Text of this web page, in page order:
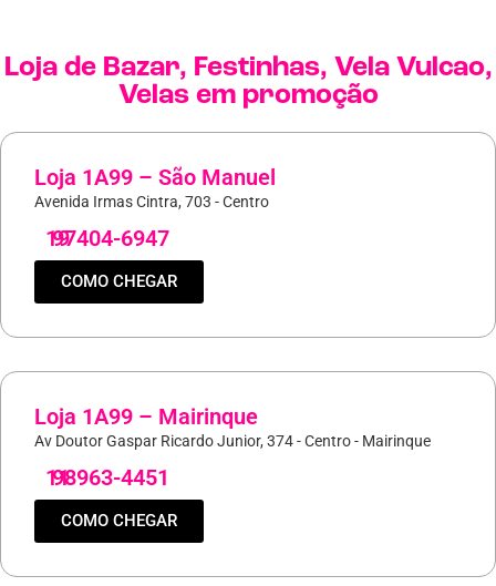
Loja de Bazar, Festinhas, Vela Vulcao,
Velasem promoção
Loja 1A99 – São Manuel
Avenida Irmas Cintra, 703 - Centro
19
97404-6947
COMO CHEGAR
Loja 1A99 – Mairinque
Av Doutor Gaspar Ricardo Junior, 374 - Centro - Mairinque
11
98963-4451
COMO CHEGAR